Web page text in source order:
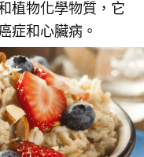
植物化學物質，它
症和心臟病。